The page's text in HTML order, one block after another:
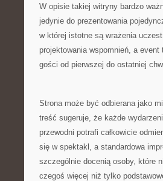
W opisie takiej witryny bardzo
jedynie do prezentowania
w której istotne są wrażenia
projektowania wspomnień, a
gości od pierwszej do ostatniej
Strona może być odbierana jako
treść sugeruje, że każde
przewodni potrafi całkowicie
się w spektakl, a standardowa
szczególnie docenią osoby, które
czegoś więcej niż tylko